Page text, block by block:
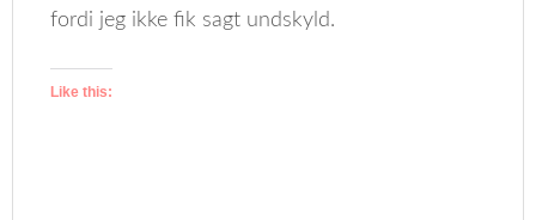
fordi jeg ikke fik sagt undskyld.
Like this: